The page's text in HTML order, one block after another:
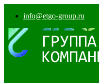
info@etgo-group.ru